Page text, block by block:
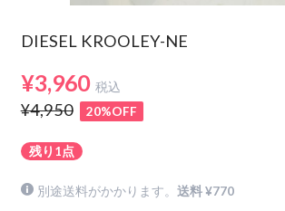
DIESEL KROOLEY-NE
¥3,960 税込
¥4,950 20%OFF
残り1点
別途送料がかかります。送料 ¥770